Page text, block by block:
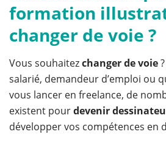
formation
changer de voie ?
Vous souhaitezchanger de voie
salarié, demandeur d’emploi ou
vous lancer en freelance, de
existent pourdevenir
développer vos compétences en